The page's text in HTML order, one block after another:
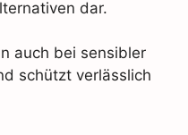
dar.
auch bei sensibler
schützt verlässlich